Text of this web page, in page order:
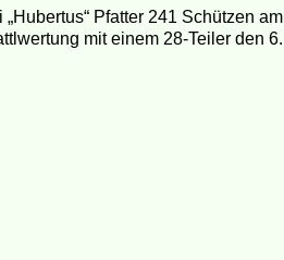
Pfatter 241 Schützen am
mit einem 28-Teiler den 6.